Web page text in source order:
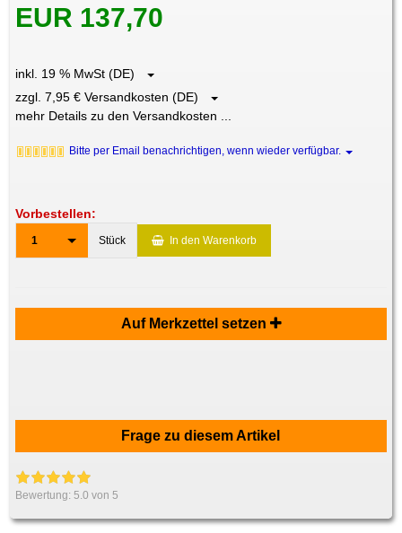
EUR 137,70
inkl. 19 % MwSt (DE)
zzgl. 7,95 € Versandkosten (DE)
mehr Details zu den Versandkosten ...
Bitte per Email benachrichtigen, wenn wieder verfügbar.
Vorbestellen:
1 Stück In den Warenkorb
Auf Merkzettel setzen
Frage zu diesem Artikel
Bewertung:5.0 von 5